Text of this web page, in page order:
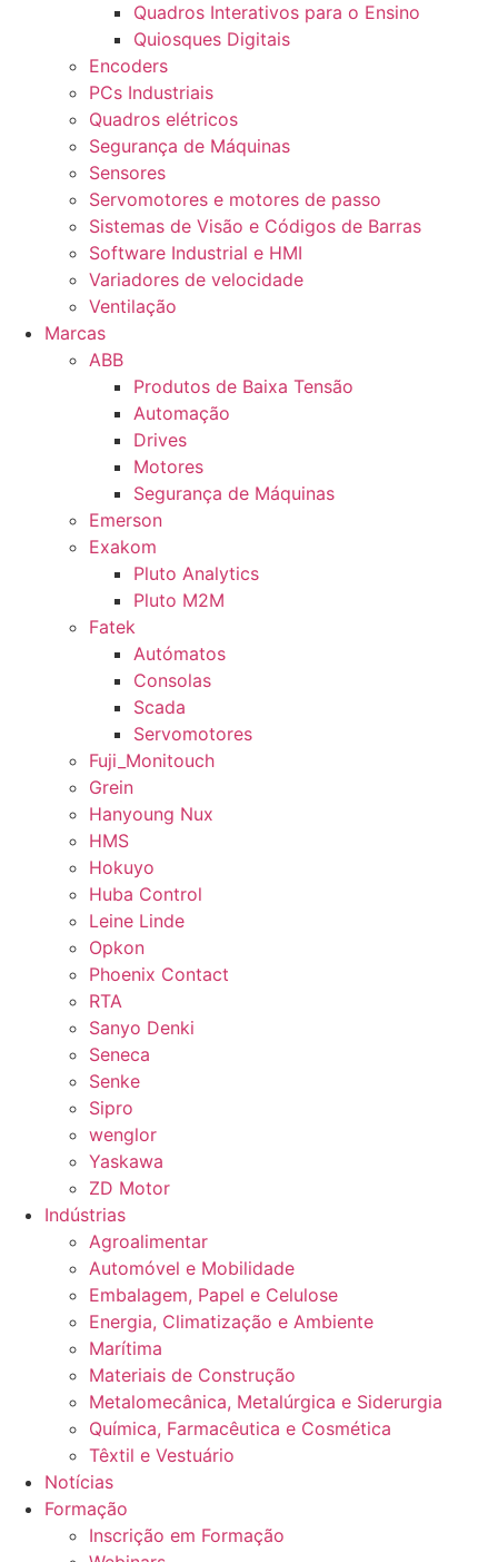
Quadros Interativos para o Ensino
Quiosques Digitais
Encoders
PCs Industriais
Quadros elétricos
Segurança de Máquinas
Sensores
Servomotores e motores de passo
Sistemas de Visão e Códigos de Barras
Software Industrial e HMI
Variadores de velocidade
Ventilação
Marcas
ABB
Produtos de Baixa Tensão
Automação
Drives
Motores
Segurança de Máquinas
Emerson
Exakom
Pluto Analytics
Pluto M2M
Fatek
Autómatos
Consolas
Scada
Servomotores
Fuji_Monitouch
Grein
Hanyoung Nux
HMS
Hokuyo
Huba Control
Leine Linde
Opkon
Phoenix Contact
RTA
Sanyo Denki
Seneca
Senke
Sipro
wenglor
Yaskawa
ZD Motor
Indústrias
Agroalimentar
Automóvel e Mobilidade
Embalagem, Papel e Celulose
Energia, Climatização e Ambiente
Marítima
Materiais de Construção
Metalomecânica, Metalúrgica e Siderurgia
Química, Farmacêutica e Cosmética
Têxtil e Vestuário
Notícias
Formação
Inscrição em Formação